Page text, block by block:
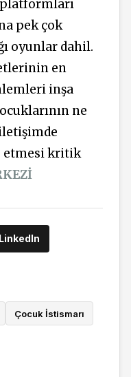
pek çok
oyunlar dahil.
en
inşa
ne
etmesi kritik
LinkedIn
Çocuk İstismarı